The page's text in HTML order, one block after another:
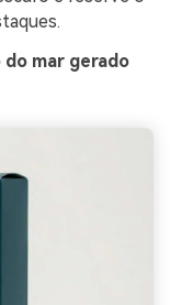
do mar gerado